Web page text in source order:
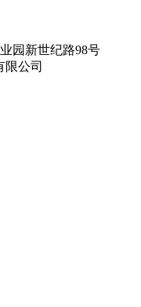
园新世纪路98号
限公司